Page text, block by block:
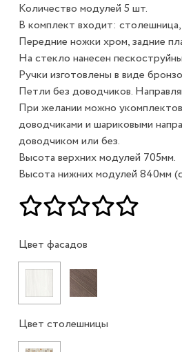
Количество модулей 5 шт.
В комплект входит:
Передние ножки хром, задние
На стекло нанесен
Ручки изготовлены в виде
Петли без доводчиков.
При желании можно
доводчиками и шариковыми
доводчиком или без.
Высота верхних модулей 705мм.
Высота нижних модулей 840мм
Цвет фасадов
Цвет столешницы